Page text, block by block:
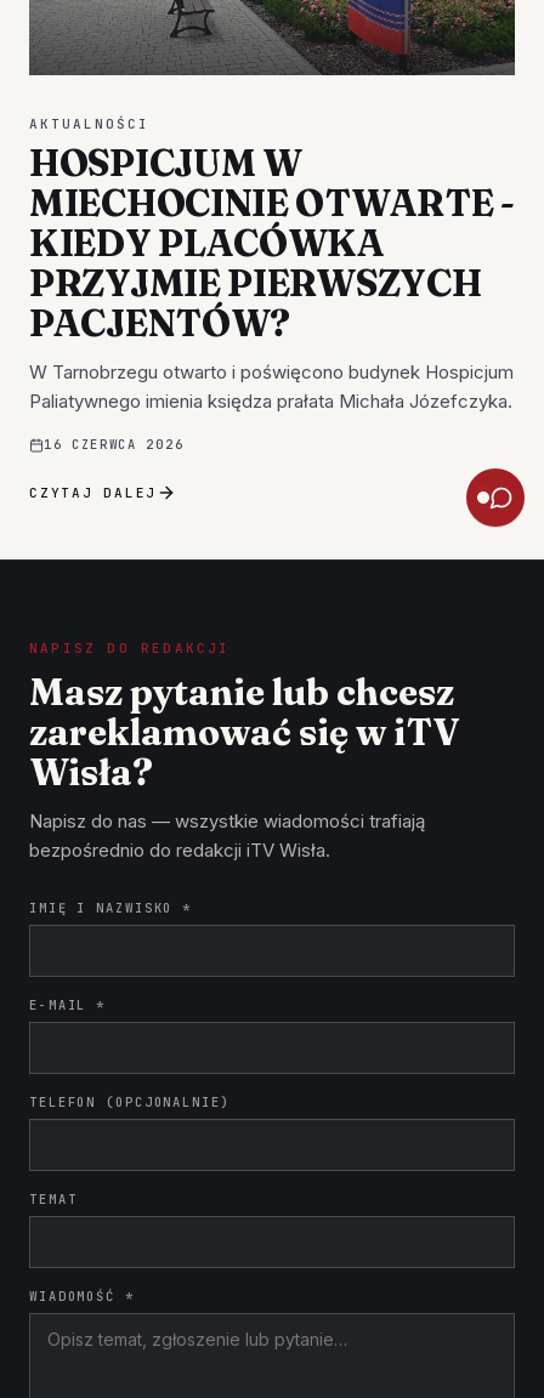
AKTUALNOŚCI
HOSPICJUM W
MIECHOCINIE OTWARTE -
KIEDY PLACÓWKA
PRZYJMIE PIERWSZYCH
PACJENTÓW?
W Tarnobrzegu otwarto i poświęcono budynek Hospicjum
Paliatywnego imienia księdza prałata Michała Józefczyka.
16 CZERWCA 2026
CZYTAJ DALEJ
NAPISZ DO REDAKCJI
Masz pytanie lub chcesz
zareklamować się w iTV
Wisła?
Napisz do nas — wszystkie wiadomości trafiają
bezpośrednio do redakcji iTV Wisła.
IMIĘ I NAZWISKO *
E-MAIL *
TELEFON (OPCJONALNIE)
TEMAT
WIADOMOŚĆ *